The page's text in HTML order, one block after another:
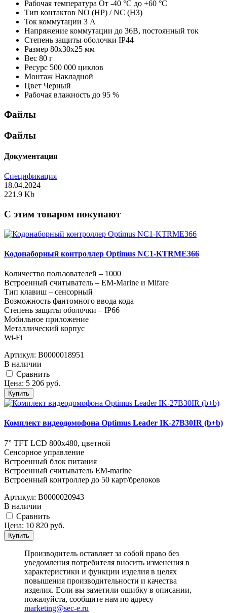
Рабочая температура От -40 °С до +60 °С
Тип контактов NO (НР) / NC (НЗ)
Ток коммутации 3 А
Напряжение коммутации до 36В, постоянный ток
Степень защиты оболочки IP44
Размер 80х30х25 мм
Вес 80 г
Ресурс 500 000 циклов
Монтаж Накладной
Цвет Черный
Рабочая влажность до 95 %
Файлы
Файлы
Документация
Спецификация
18.04.2024
221.9 Kb
C этим товаром покупают
Кодонаборный контроллер Optimus NC1-KTRME366
Количество пользователей – 1000
Встроенный считыватель – EM-Marine и Mifare
Тип клавиш – сенсорный
Возможность фантомного ввода кода
Степень защиты оболочки – IP66
Мобильное приложение
Металлический корпус
Wi-Fi
Артикул: В0000018951
В наличии
Cравнить
Цена: 5 206 руб.
Купить
Комплект видеодомофона Optimus Leader IK-27B30IR (b+b)
7” TFT LCD 800х480, цветной
Сенсорное управление
Встроенный блок питания
Встроенный считыватель EM-marine
Встроенный контроллер до 50 карт/брелоков
Артикул: В0000020943
В наличии
Cравнить
Цена: 10 820 руб.
Купить
Производитель оставляет за собой право без
уведомления потребителя вносить изменения в
характеристики и функции изделия в целях
повышения производительности и качества
изделия. Если вы заметили ошибку в описании,
пожалуйста, сообщите нам по адресу
marketing@sec-e.ru